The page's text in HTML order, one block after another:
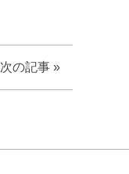
次の記事 »